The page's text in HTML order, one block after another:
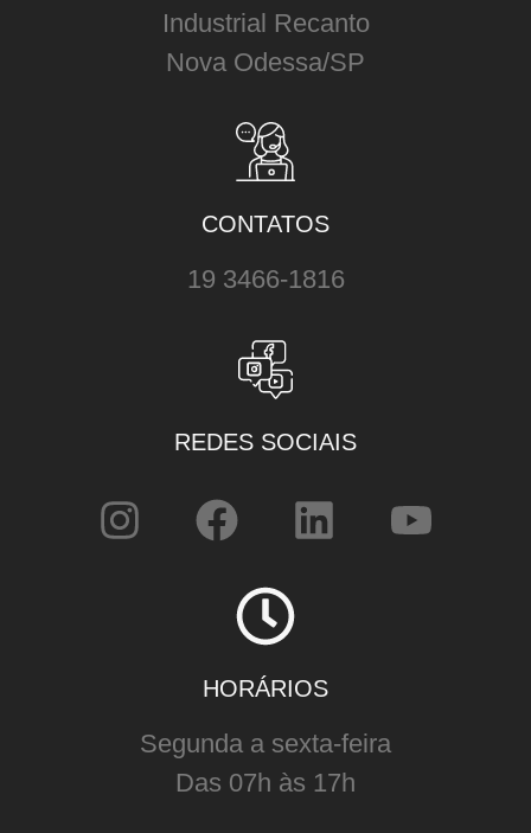
Industrial Recanto
Nova Odessa/SP
CONTATOS
19 3466-1816
REDES SOCIAIS
HORÁRIOS
Segunda a sexta-feira
Das 07h às 17h